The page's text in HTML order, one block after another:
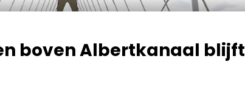
boven Albertkanaal blijft